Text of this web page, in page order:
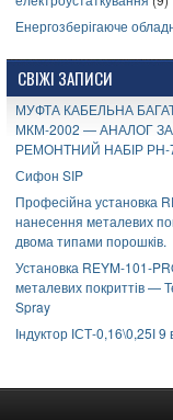
Енергозберігаюче
СВІЖІ ЗАПИСИ
МУФТА КАБЕЛЬНА
МКМ-2002 — АНАЛОГ
РЕМОНТНИЙ НАБІР РН-
Сифон SIP
Професійна установка
нанесення металевих
двома типами порошків.
Установка REYM-101-
металевих покриттів —
Spray
Індуктор ІСТ-0,16\0,25І 9